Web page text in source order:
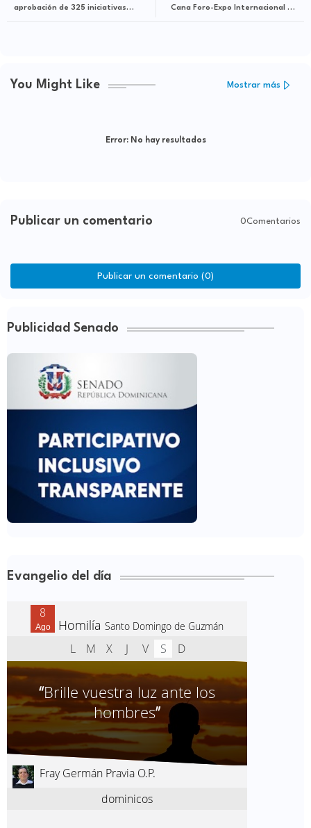
Cana Foro-Expo Internacional de
aprobación de 325 iniciativas
You Might Like Mostrar más
Error:No hay resultados
Publicar un comentario 0Comentarios
Publicar un comentario (0)
Publicidad Senado
Evangelio del día